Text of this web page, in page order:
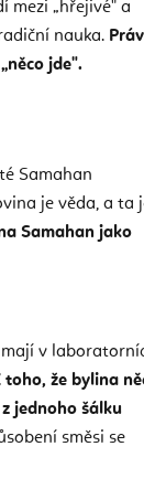
mezi „hřejivé" a
nauka.
jde".
Samahan
je věda, a ta
Samahan jako
mají v
toho, že bylina
jednoho šálku
směsi se